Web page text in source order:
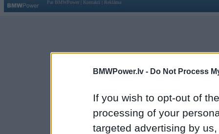
BMWPower.lv - Do Not Process
If you wish to opt-out of
processing of your
targeted advertising by
Par BMWPower
Kontakti Reklāma